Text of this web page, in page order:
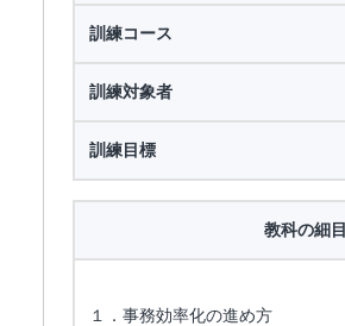
訓練コース
訓練対象者
訓練目標
教科の細目
１．事務効率化の進め方